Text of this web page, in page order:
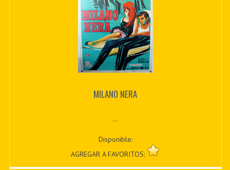
MILANO NERA
...
Disponible:
AGREGAR A FAVORITOS: